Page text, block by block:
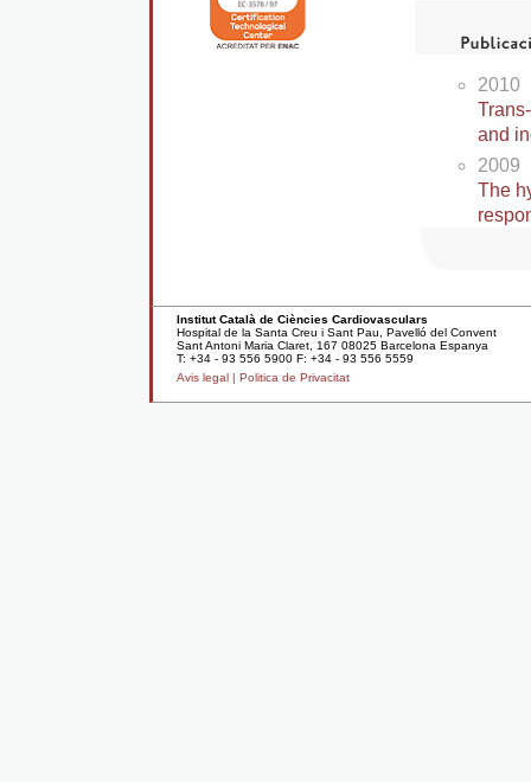
2010
and
2009
The
Institut Català de Ciències Cardiovasculars
Hospital de la Santa Creu i Sant Pau, Pavelló del Convent
Sant Antoni Maria Claret, 167 08025 Barcelona Espanya
T: +34 - 93 556 5900 F: +34 - 93 556 5559
Avis legal | Politica de Privacitat